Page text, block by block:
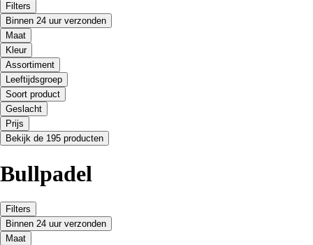
Filters
Binnen 24 uur verzonden
Maat
Kleur
Assortiment
Leeftijdsgroep
Soort product
Geslacht
Prijs
Bekijk de 195 producten
Bullpadel
Filters
Binnen 24 uur verzonden
Maat